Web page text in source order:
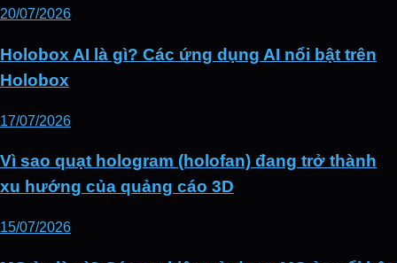
20/07/2026
Holobox AI là gì? Các ứng dụng AI nổi bật trên
Holobox
17/07/2026
Vì sao quạt hologram (holofan) đang trở thành
xu hướng của quảng cáo 3D
15/07/2026